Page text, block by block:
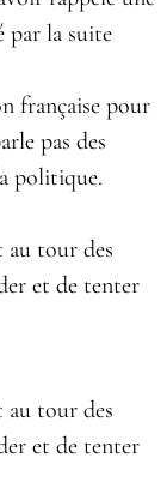
par la suite
française pour
pas des
politique.
au tour des
et de tenter
au tour des
et de tenter